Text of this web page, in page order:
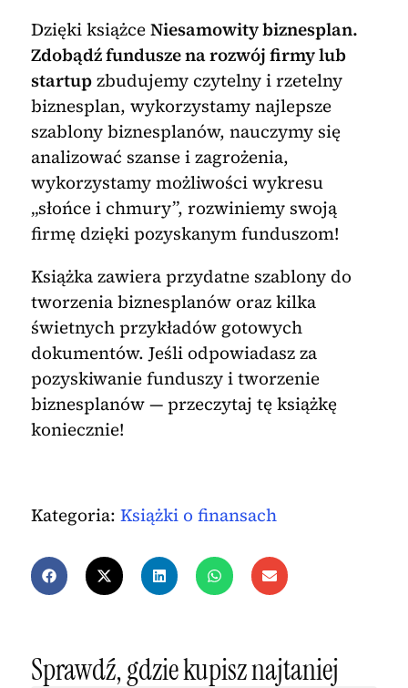
Dzięki książceNiesamowity biznesplan.
Zdobądź fundusze na rozwój firmy lub
startupzbudujemy czytelny i rzetelny
biznesplan, wykorzystamy najlepsze
szablony biznesplanów, nauczymy się
analizować szanse i zagrożenia,
wykorzystamy możliwości wykresu
„słońce i chmury”, rozwiniemy swoją
firmę dzięki pozyskanym funduszom!
Książka zawiera przydatne szablony do
tworzenia biznesplanów oraz kilka
świetnych przykładów gotowych
dokumentów. Jeśli odpowiadasz za
pozyskiwanie funduszy i tworzenie
biznesplanów — przeczytaj tę książkę
koniecznie!
Kategoria: Książki o finansach
Sprawdź, gdzie kupisz najtaniej